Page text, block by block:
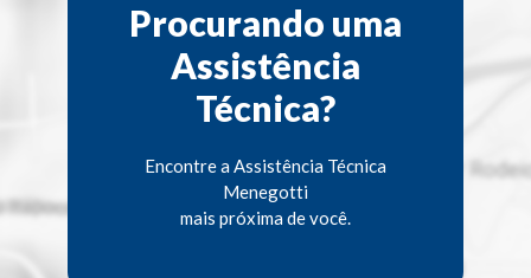
Procurando uma
Assistência
Técnica?
Encontre a Assistência Técnica
Menegotti
mais próxima de você.